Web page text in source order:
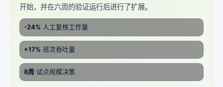
开始，并在六周的验证运行后进行了扩展。
-24% 人工复核工作量
+17% 班次吞吐量
8周 试点规模决策